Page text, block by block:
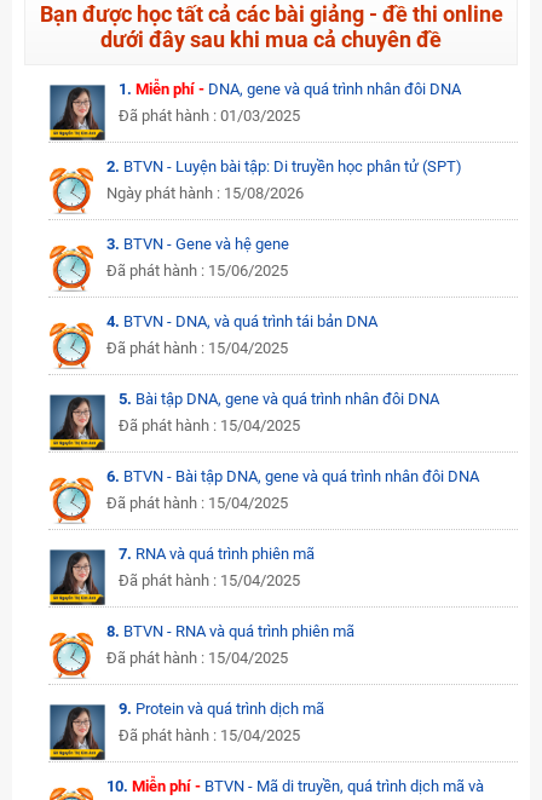
Bạn được học tất cả các bài giảng - đề thi online
dưới đây sau khi mua cả chuyên đề
1. Miễn phí - DNA, gene và quá trình nhân đôi DNA
Đã phát hành : 01/03/2025
2. BTVN - Luyện bài tập: Di truyền học phân tử (SPT)
Ngày phát hành : 15/08/2026
3. BTVN - Gene và hệ gene
Đã phát hành : 15/06/2025
4. BTVN - DNA, và quá trình tái bản DNA
Đã phát hành : 15/04/2025
5. Bài tập DNA, gene và quá trình nhân đôi DNA
Đã phát hành : 15/04/2025
6. BTVN - Bài tập DNA, gene và quá trình nhân đôi DNA
Đã phát hành : 15/04/2025
7. RNA và quá trình phiên mã
Đã phát hành : 15/04/2025
8. BTVN - RNA và quá trình phiên mã
Đã phát hành : 15/04/2025
9. Protein và quá trình dịch mã
Đã phát hành : 15/04/2025
10.Miễn phí - BTVN - Mã di truyền, quá trình dịch mã và